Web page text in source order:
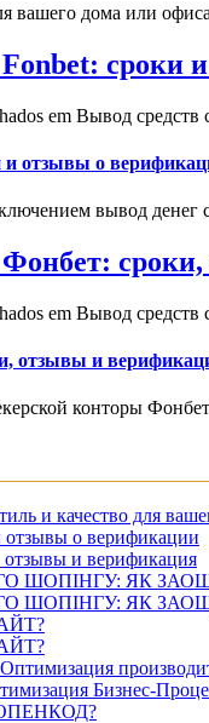
вашего дома или
Fonbet: сроки
em Вывод средств
и отзывы о
вывод
Фонбет:
em Вывод
отзывы и
конторы
и качество для
отзывы о верификации
и верификация
ШОПІНГУ: ЯК
ШОПІНГУ: ЯК
Бизнес-